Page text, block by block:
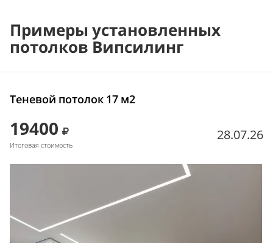
Примеры установленных
потолков Випсилинг
Теневой потолок 17 м2
19400
Итоговая стоимость
28.07.26